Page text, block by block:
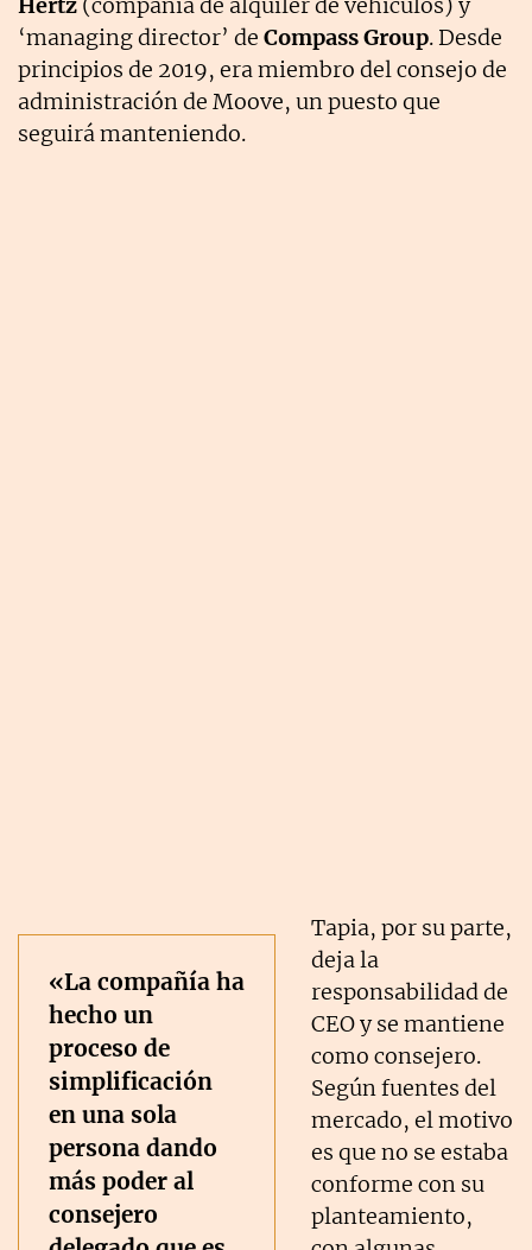
‘managing director’ de Compass Group. Desde
principios de 2019, era miembro del consejo de
administración de Moove, un puesto que
seguirá manteniendo.
«La compañía ha
hecho un
proceso de
simplificación
en una sola
persona dando
más poder al
consejero
Tapia, por su parte,
deja la
responsabilidad de
CEO y se mantiene
como consejero.
Según fuentes del
mercado, el motivo
es que no se estaba
conforme con su
planteamiento,